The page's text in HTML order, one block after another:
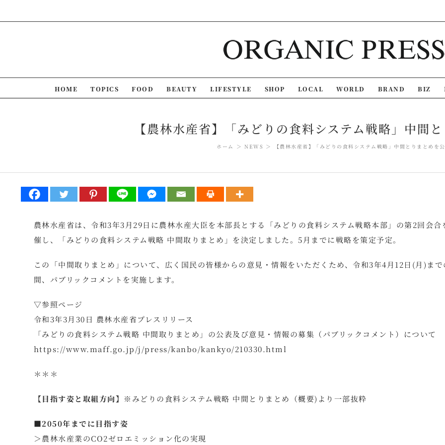
to
HOME TOPICS FOOD BEAUTY LIFESTYLE SHOP LOCAL WORLD BRAND BIZ
【農林水産省】「みどりの食料システム戦略」中間
ホーム NEWS 【農林水産省】「みどりの食料システム戦略」中間とりまとめを
農林水産省は、令和3年3月29日に農林水産大臣を本部長とする「みどりの食料システム戦略本部」の第2回会合
催し、「みどりの食料システム戦略 中間取りまとめ」を決定しました。5月までに戦略を策定予定。
この「中間取りまとめ」について、広く国民の皆様からの意見・情報をいただくため、令和3年4月12日(月)まで
間、パブリックコメントを実施します。
▽参照ページ
令和3年3月30日 農林水産省プレスリリース
「みどりの食料システム戦略 中間取りまとめ」の公表及び意見・情報の募集（パブリックコメント）について
https://www.maff.go.jp/j/press/kanbo/kankyo/210330.html
＊＊＊
【目指す姿と取組方向】 ※みどりの食料システム戦略 中間とりまとめ（概要)より一部抜粋
■2050年までに目指す姿
＞農林水産業のCO2ゼロエミッション化の実現